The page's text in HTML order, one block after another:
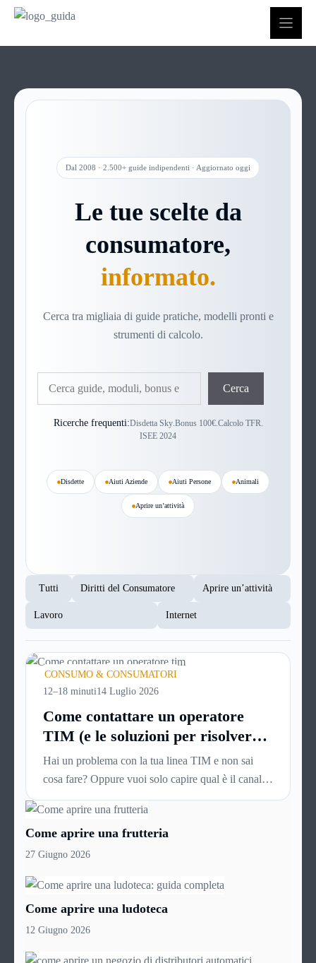
contenuto
Dal 2008 · 2.500+ guide indipendenti · Aggiornato oggi
Le tue scelte da
consumatore,
informato.
Cerca tra migliaia di guide pratiche, modelli pronti e
strumenti di calcolo.
Cerca
Ricerche frequenti:Disdetta Sky.Bonus 100€.Calcolo TFR.
ISEE 2024
Disdette Aiuti Aziende Aiuti Persone Animali
Aprire un’attività
Tutti Diritti del Consumatore Aprire un’attività
Lavoro Internet
CONSUMO & CONSUMATORI
12–18 minuti14 Luglio 2026
Come contattare un operatore
TIM (e le soluzioni per risolvere i
problemi più velocemente)
Hai un problema con la tua linea TIM e non sai
cosa fare? Oppure vuoi solo capire qual è il canale
più veloce per parlare con una persona reale, senza
passare mezz’ora ad ascoltare voci automatiche?
Questa guida è esattamente quello che ti serve per
contattare un operatore TIM e risolvere la
Come aprire una frutteria
27 Giugno 2026
Come aprire una ludoteca
12 Giugno 2026